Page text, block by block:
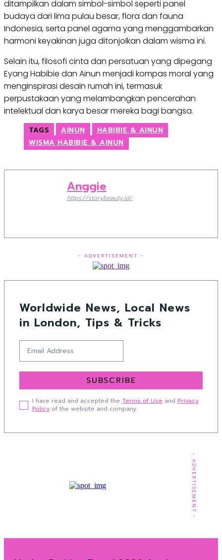
ditampilkan dalam simbol-simbol seperti panel
budaya dari lima pulau besar, flora dan fauna
Indonesia, serta panel agama yang menggambarkan
harmoni keyakinan juga ditonjolkan dalam wisma ini.
Selain itu, filosofi cinta dan persatuan yang dipegang
Eyang Habibie dan Ainun menjadi kompas moral yang
menginspirasi desain rumah ini, termasuk
perpustakaan yang melambangkan pencerahan
intelektual dan karya besar mereka bagi bangsa.
TAGS AINUN
HABIBIE & AINUN
WISMA HABIBIE & AINUN
Anggie
https://storybeauty.id/
- ADVERTISEMENT -
Worldwide News, Local News
in London, Tips & Tricks
SUBSCRIBE
I have read and accepted the Terms of Use and Privacy
Policy of the website and company.
- ADVERTISEMENT -